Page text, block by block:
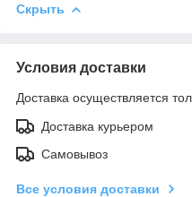
Скрыть
Условия доставки
Доставка осуществляется
Доставка курьером
Самовывоз
Все условия доставки